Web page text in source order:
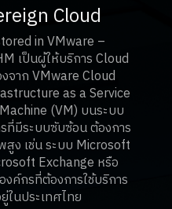
Cloud
in VMware –
เป็นผู้ให้บริการ Cloud
จาก VMware Cloud
as a Service
(VM) บนระบบ
ที่มีระบบซับซ้อน ต้องการ
สูง เช่น ระบบ Microsoft
Exchange หรือ
ค์กรที่ต้องการใช้บริการ
ในประเทศไทย